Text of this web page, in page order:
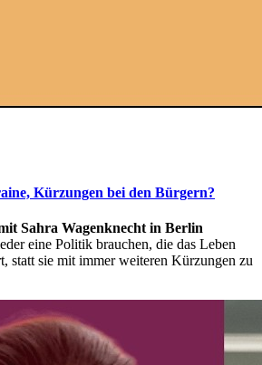
Kürzungen bei den Bürgern?
Sahra Wagenknecht in Berlin
eine Politik brauchen, die das Leben
statt sie mit immer weiteren Kürzungen zu